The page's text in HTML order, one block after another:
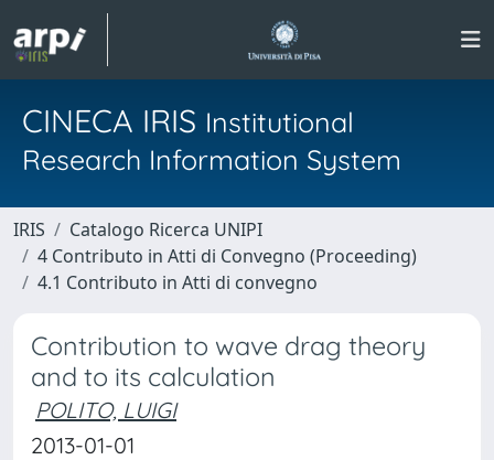
CINECA IRIS Institutional
Research Information System
IRIS
Catalogo Ricerca UNIPI
4 Contributo in Atti di Convegno (Proceeding)
4.1 Contributo in Atti di convegno
Contribution to wave drag theory
and to its calculation
POLITO, LUIGI
2013-01-01